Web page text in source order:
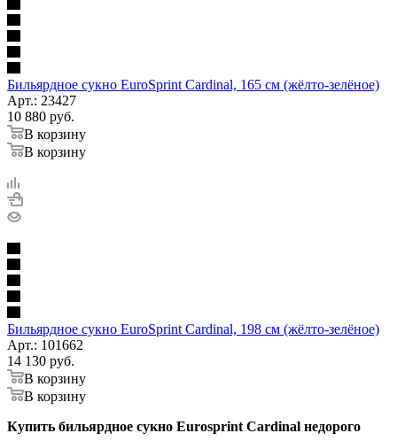
Бильярдное сукно EuroSprint Cardinal, 165 см (жёлто-зелёное)
Арт.: 23427
10 880 руб.
В корзину
В корзину
Бильярдное сукно EuroSprint Cardinal, 198 см (жёлто-зелёное)
Арт.: 101662
14 130 руб.
В корзину
В корзину
Купить бильярдное сукно Eurosprint Cardinal недорого